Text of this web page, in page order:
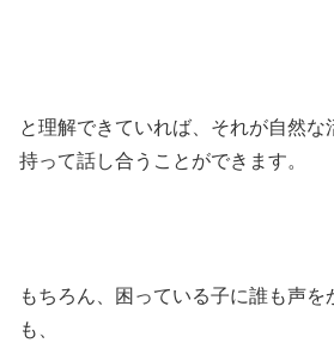
と理解できていれば、それが自然な
持って話し合うことができます。
もちろん、困っている子に誰も声
も、